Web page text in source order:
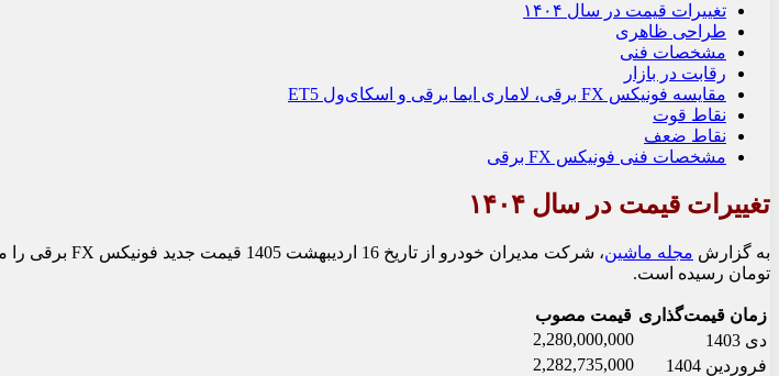
تغییرات قیمت در سال ۱۴۰۴
طراحی ظاهری
مشخصات فنی
رقابت در بازار
مقایسه فونیکس FX برقی، لاماری ایما برقی و اسکای‌ول ET5
نقاط قوت
نقاط ضعف
مشخصات فنی فونیکس FX برقی
تغییرات قیمت در سال ۱۴۰۴
به گزارش مجله ماشین
تومان رسیده است.
زمان قیمت‌گذاری قیمت مصوب
دی 1403
2,280,000,000
فروردین 1404
2,282,735,000